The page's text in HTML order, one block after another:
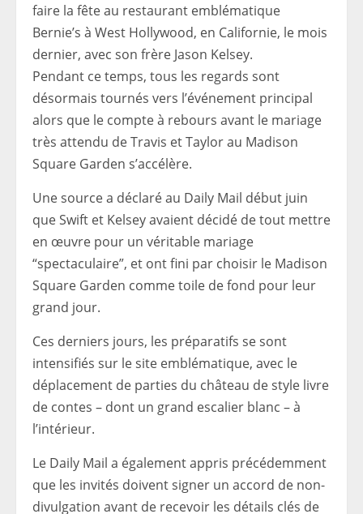
faire la fête au restaurant emblématique
Bernie’s à West Hollywood, en Californie, le mois
dernier, avec son frère Jason Kelsey.
Pendant ce temps, tous les regards sont
désormais tournés vers l’événement principal
alors que le compte à rebours avant le mariage
très attendu de Travis et Taylor au Madison
Square Garden s’accélère.
Une source a déclaré au Daily Mail début juin
que Swift et Kelsey avaient décidé de tout mettre
en œuvre pour un véritable mariage
“spectaculaire”, et ont fini par choisir le Madison
Square Garden comme toile de fond pour leur
grand jour.
Ces derniers jours, les préparatifs se sont
intensifiés sur le site emblématique, avec le
déplacement de parties du château de style livre
de contes – dont un grand escalier blanc – à
l’intérieur.
Le Daily Mail a également appris précédemment
que les invités doivent signer un accord de non-
divulgation avant de recevoir les détails clés de